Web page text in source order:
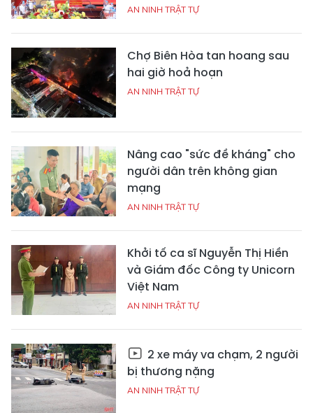
AN NINH TRẬT TỰ
Chợ Biên Hòa tan hoang sau
hai giờ hoả hoạn
AN NINH TRẬT TỰ
Nâng cao "sức đề kháng" cho
người dân trên không gian
mạng
AN NINH TRẬT TỰ
Khởi tố ca sĩ Nguyễn Thị Hiền
và Giám đốc Công ty Unicorn
Việt Nam
AN NINH TRẬT TỰ
2 xe máy va chạm, 2 người
bị thương nặng
AN NINH TRẬT TỰ